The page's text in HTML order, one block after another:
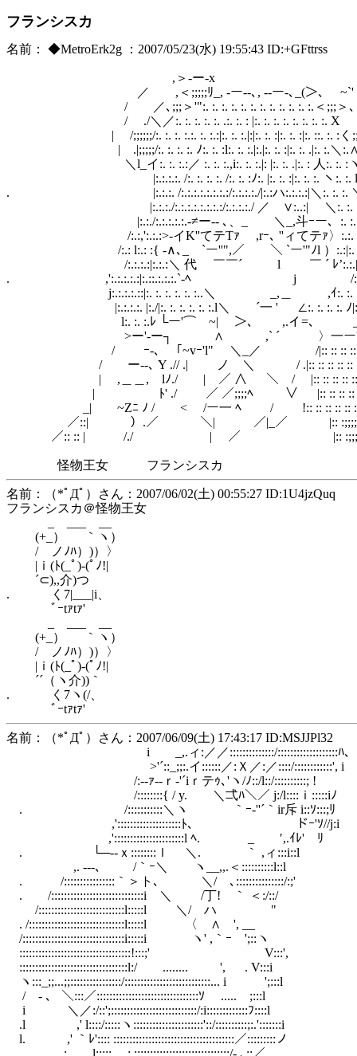
フランシスカ
名前： ◆MetroErk2g ：2007/05/23(水) 19:55:43 ID:+GFttrss
,＞-ー-x _,,.
／ ,＜;;;;;ﾘ_, -ー‐-､, --ー-､_(＞､ ~`'
/ ／､;;;＞'":. :. :. :. :. :. :. :. :. :. :. :.＜;;;＞
/ ./＼／:. :. :. :. :. .:. :. : |:. :. :. :. :. :. :. :.
| /;;;;;;/:. :. :. :.:. :. :.:|:. :. :.|:|:. :. :|:. :. :|:. ::. :. :
| .|;;;;;/:. :. :. :. ﾉ:. :. :l:. :. :.|:.|:. :. :|:. :. .|:. :.＼
＼l_イ:. :. :.:／ :. :. :.,i:. :. :.|: |:. :. .|:. : 人:. :. :ヽ
|:.:.:.:. /:. :. :. :. /:. :. :ﾉ:. |:. :. :|:. :. :. ヽ:. :.
. |:.:.:. /:.:.:.:.:.:.:.:/:.:.:.:./|:.:ハ:.:.:.:|＼:. :. :. ＼
|:.:.:./:.:.:.:.:.:.:.:/:.:.:.:./ ／ ∨:..:| ＼:. :. :..
|:.:./:.:.:.:.:.-≠ー-- ､、_ ＼_,斗ｰー、:.
/:.:,':.:.:>-イK''てテTｧ ,rｰ､ ''ィてテｧ〉:.:.
/:.: l:.: :{ -∧､_ `ー''",／ ＼ `ー'"ﾉl ）
/:.:.:.:|:.:.:＼ 代 ￣￣´ l ￣ ´ ﾚ’:.:.|:.
. ,':.:.:.:.:|:.::.:.:.:.`-ﾍ j /:.:. :. |l:. :.:
j:.:.:.:.::|:. :. :. :. :. :..＼ _,＿ ,ｲ:. :.
|:.:.:.:. |:./|:. :. :. :. :. :.l＼ ´一 ' ∠:. :. :. :. ﾉ|:. :.
l:. :. :.ﾚ └ー'⌒￣~| ＞､ ,.イ=､￣￣￣_
>ー'-ー┐ ∧ ,` ´ 〉一ー'":: :: ::
/ ｰ-、 「~vｰ'l" ＼_／ /|:: :: :: :: :: ::
/ ー--､ Y .// .| ノ ＼ / .|:: :: :: :: :: :: :: ::
| ,＿＿, lﾉ./ | ／ ∧ ＼ / |:: :: :: :: :: :: ::
| ﾄ' ./ ／ ／;;;;ﾍ ∨ |:: :: :: :: :: :: ::
_| ~Zﾆ ﾉ / < /ー一 ﾍ / !:: :: :: :: :: :: ::
／::| ）.／ ＼| ／|_／ |:: :;;;;;:ﾍ:: :: ::
／:: :: | /./ | ／ |:: :;;;;;; ﾍ: :: ::
怪物王女 フランシスカ
名前：（*ﾟДﾟ）さん：2007/06/02(土) 00:55:27 ID:1U4jzQuq
フランシスカ＠怪物王女
(+_） ｀ヽ）
/ ノﾉﾊ）)）〉
|ｉ(ﾄ(_ﾟ)-(ﾟﾉ!|
´⊂),,介)つ
. く7|___|i、
ﾞｰtｧtｧ'
(+_） ｀ヽ）
/ ノﾉﾊ）)）〉
|ｉ(ﾄ(_ﾟ)-(ﾟﾉ!|
´´（ヽ介))｀
. く7ヽ(/、
ﾞｰtｧtｧ'
名前：（*ﾟДﾟ）さん：2007/06/09(土) 17:43:17 ID:MSJJPl32
i _,.ィ:／／::::::::::::::/:::::::::::::::::::ﾊ､
>'´::_;;:.イ::::::／:Ｘ／:／::::/::::::::::::', i
/:--ｧ‐‐ｒ‐'´iｒテｩ､'ヽ/ﾉ::/l::/::::::::::; !
/::::::::{ / y. ＼弌ﾊ＼／ j:/l::::ｉ:::::iﾉ
. /:::::::::::＼ヽ ｀ｰ‐''´｀ir斥 i::ｿ:::;ﾘ
,'::::::::::::::::::::ﾄ､ ドｰ'ｿ//j:i
,'::::::::::::::::::::::l ﾍ. _ ′,.ｲﾚ' ﾘ
. └─‐-ｘ::::::::ｌ ＼. ｀ ,ィ:::i::l
,. ‐‐-､ /｀ｰ＼ ヽ__,,.＜::::::::::l::l
. /::::::::::::::::｀＞ト､ ＼/ ､:::::::::::::::/:;'
. /:::::::::::::::::::::::::::::i ＼ /丁! ｀ ＜:/::/
/:::::::::::::::::::::::::::l:::::l ＼/ ハ "
. /::::::::::::::::::::::::::::::l:::::l 〈 ∧ ', __
/::::::::::::::::::::::::::::::::i:::::i ヽ' ,｀ｰ ';::ヽ
:::::::::::::::::::::::::::::::::::!:::;' V:::',
::::::::::::::::::::::::::::::::::l:/ ........ ', . V:::i
ヽ:::_;;...;;::::::::::::::::/:::::::::::::::::::::::::::... i ';:::l
/ - 、 ＼:::／::::::::::::::::::::::::::::::::ｿ ..... ;:::l
i ＼／:/::';:::::::::::::::::::::::::::/:i:::::::::::::ﾌ::::l
.l ,' l::::/:::::ヽ::::::::::::::::::::::'::/::::::::::;:.':::::::i
l. ,' ｀ﾚ':::: ::::::::::::::::::::::::::::::::::::::／:::::::::ノ